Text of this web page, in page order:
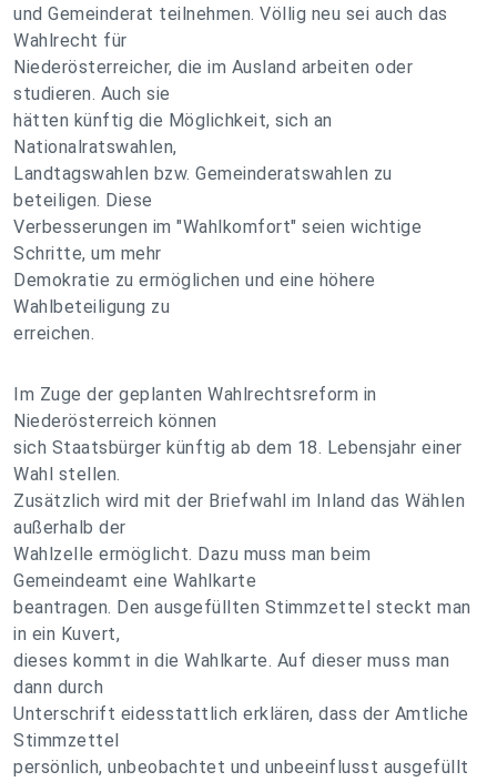
und Gemeinderat teilnehmen. Völlig neu sei auch das
Wahlrecht für
Niederösterreicher, die im Ausland arbeiten oder
studieren. Auch sie
hätten künftig die Möglichkeit, sich an
Nationalratswahlen,
Landtagswahlen bzw. Gemeinderatswahlen zu
beteiligen. Diese
Verbesserungen im "Wahlkomfort" seien wichtige
Schritte, um mehr
Demokratie zu ermöglichen und eine höhere
Wahlbeteiligung zu
erreichen.
Im Zuge der geplanten Wahlrechtsreform in
Niederösterreich können
sich Staatsbürger künftig ab dem 18. Lebensjahr einer
Wahl stellen.
Zusätzlich wird mit der Briefwahl im Inland das Wählen
außerhalb der
Wahlzelle ermöglicht. Dazu muss man beim
Gemeindeamt eine Wahlkarte
beantragen. Den ausgefüllten Stimmzettel steckt man
in ein Kuvert,
dieses kommt in die Wahlkarte. Auf dieser muss man
dann durch
Unterschrift eidesstattlich erklären, dass der Amtliche
Stimmzettel
persönlich, unbeobachtet und unbeeinflusst ausgefüllt